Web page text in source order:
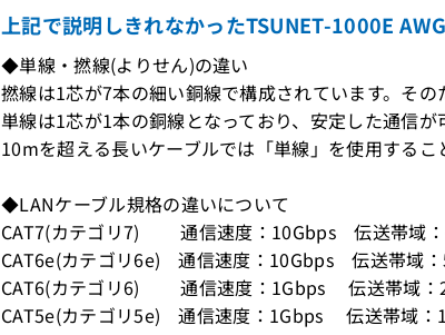
上記で説明しきれなかったTSUNET-1000E
◆単線・撚線(よりせん)の違い
撚線は1芯が7本の細い銅線で構成されています。そ
単線は1芯が1本の銅線となっており、安定した通信が
10mを超える長いケーブルでは「単線」を使用するこ
◆LANケーブル規格の違いについて
CAT7(カテゴリ7) 通信速度：10Gbps 伝送帯域：
CAT6e(カテゴリ6e) 通信速度：10Gbps 伝送帯域
CAT6(カテゴリ6) 通信速度：1Gbps 伝送帯域：
CAT5e(カテゴリ5e) 通信速度：1Gbps 伝送帯域：